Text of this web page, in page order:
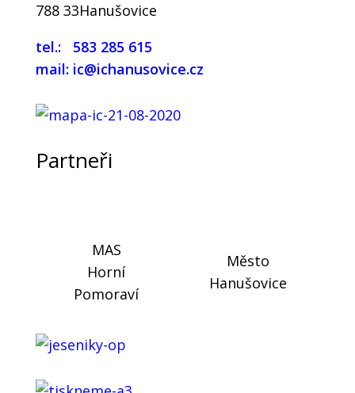
788 33Hanušovice
tel.: 583 285 615
mail: ic@ichanusovice.cz
Partneři
MAS
Horní
Pomoraví
Město
Hanušovice